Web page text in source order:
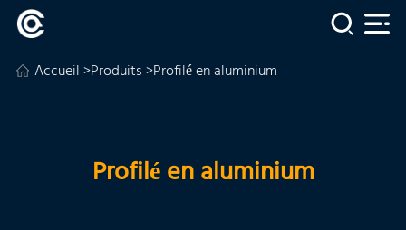
Accueil>Produits>Profilé en aluminium
Profilé en aluminium